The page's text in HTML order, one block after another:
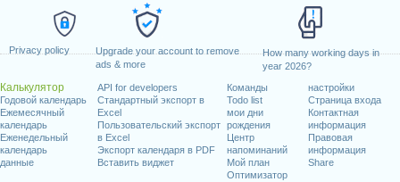
Privacy policy
Upgrade your account to remove
ads & more
How many working days in
year 2026?
Калькулятор
Годовой календарь
Ежемесячный
календарь
Еженедельный
календарь
данные
API for developers
Стандартный экспорт в
Excel
Пользовательский экспорт
в Excel
Экспорт календаря в PDF
Вставить виджет
Команды
Todo list
мои дни
рождения
Центр
напоминаний
Мой план
Оптимизатор
настройки
Страница входа
Контактная
информация
Правовая
информация
Share